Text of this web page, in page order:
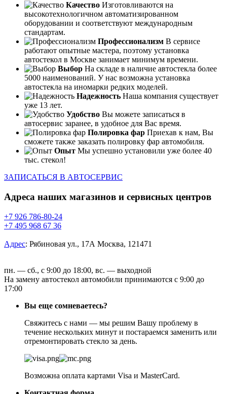
Качество Изготовливаются на
высокотехнологичном автоматизированном
оборудовании и соответствуют международным
стандартам.
Профессионализм В сервисе
работают опытные мастера, поэтому установка
автостекол в Москве занимает минимум времени.
Выбор На складе в наличие автостекла более
5000 наименований. У нас возможна установка
автостекла на иномарки редких моделей.
Надежность Наша компания существует
уже 13 лет.
Удобство Вы можете записаться в
автосервис заранее, в удобное для Вас время.
Полировка фар Приехав к нам, Вы
сможете также заказать полировку фар автомобиля.
Опыт Мы успешно установили уже более 40
тыс. стекол!
ЗАПИСАТЬСЯ В АВТОСЕРВИС
Адреса наших магазинов и сервисных центров
+7 926 786-80-24
+7 495 968 67 36
Адрес: Рябиновая ул., 17А Москва, 121471
пн. — сб., с 9:00 до 18:00, вс. — выходной
На замену автостекол автомобили принимаются с 9:00 до
17:00
Вы еще сомневаетесь?
Свяжитесь с нами — мы решим Вашу проблему в
течение нескольких минут и постараемся заменить или
отремонтировать стекло за день.
Возможна оплата картами Visa и MasterCard.